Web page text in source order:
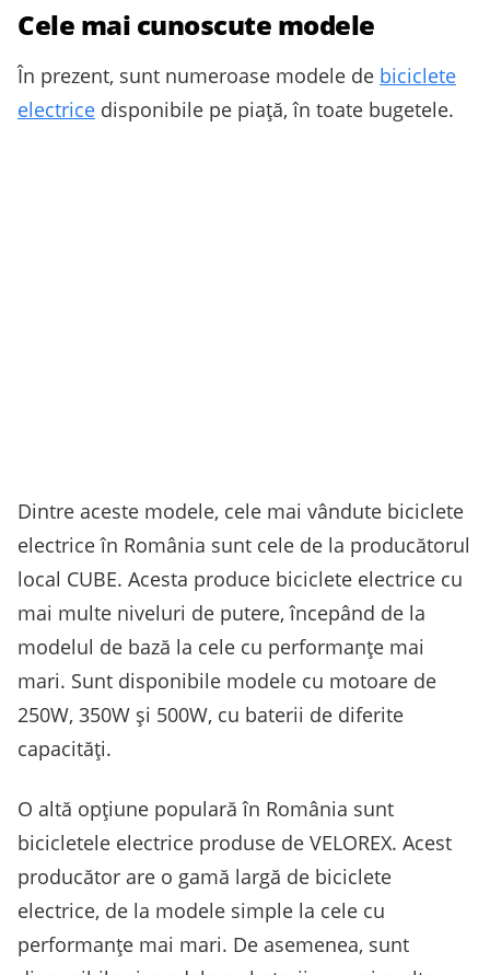
Cele mai cunoscute modele
În prezent, sunt numeroase modele de biciclete
electrice disponibile pe piață, în toate bugetele.
Dintre aceste modele, cele mai vândute biciclete
electrice în România sunt cele de la producătorul
local CUBE. Acesta produce biciclete electrice cu
mai multe niveluri de putere, începând de la
modelul de bază la cele cu performanțe mai
mari. Sunt disponibile modele cu motoare de
250W, 350W și 500W, cu baterii de diferite
capacități.
O altă opțiune populară în România sunt
bicicletele electrice produse de VELOREX. Acest
producător are o gamă largă de biciclete
electrice, de la modele simple la cele cu
performanțe mai mari. De asemenea, sunt